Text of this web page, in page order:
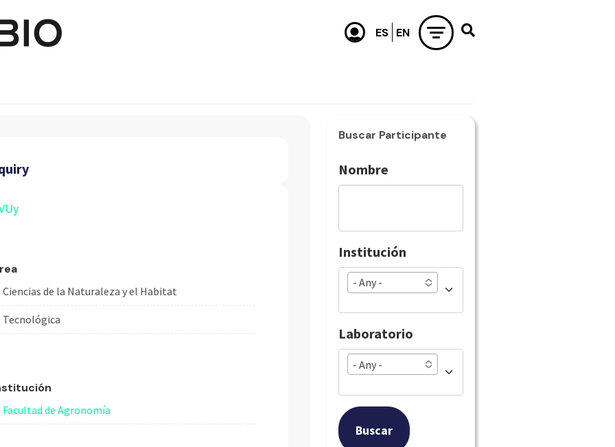
Ciencias de la Naturaleza y el Habitat
Tecnológica
Facultad de Agronomía
Buscar Participante
Nombre
Institución
- Any -
Laboratorio
- Any -
Buscar